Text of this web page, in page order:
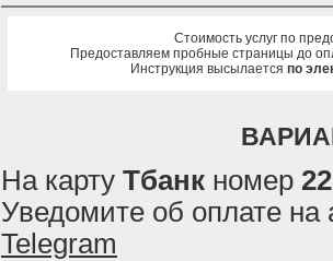
Стоимость услуг по
Предоставляем пробные страницы до
Инструкция высылается по
На карту Тбанк номер
Уведомите об оплате на
Telegram